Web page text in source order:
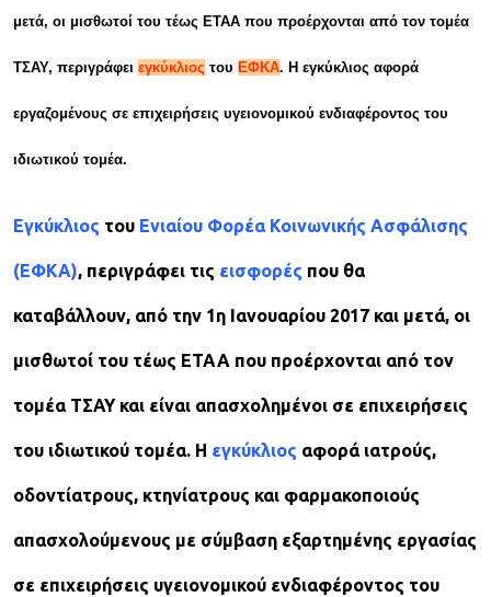
μετά, οι μισθωτοί του τέως ΕΤΑΑ που προέρχονται από τον τομέα
ΤΣΑΥ, περιγράφει εγκύκλιος του ΕΦΚΑ. Η εγκύκλιος αφορά
εργαζομένους σε επιχειρήσεις υγειονομικού ενδιαφέροντος του
ιδιωτικού τομέα.
Εγκύκλιος του Ενιαίου Φορέα Κοινωνικής Ασφάλισης
(ΕΦΚΑ), περιγράφει τις εισφορές που θα
καταβάλλουν, από την 1η Ιανουαρίου 2017 και μετά, οι
μισθωτοί του τέως ΕΤΑΑ που προέρχονται από τον
τομέα ΤΣΑΥ και είναι απασχολημένοι σε επιχειρήσεις
του ιδιωτικού τομέα. Η εγκύκλιος αφορά ιατρούς,
οδοντίατρους, κτηνίατρους και φαρμακοποιούς
απασχολούμενους με σύμβαση εξαρτημένης εργασίας
σε επιχειρήσεις υγειονομικού ενδιαφέροντος του